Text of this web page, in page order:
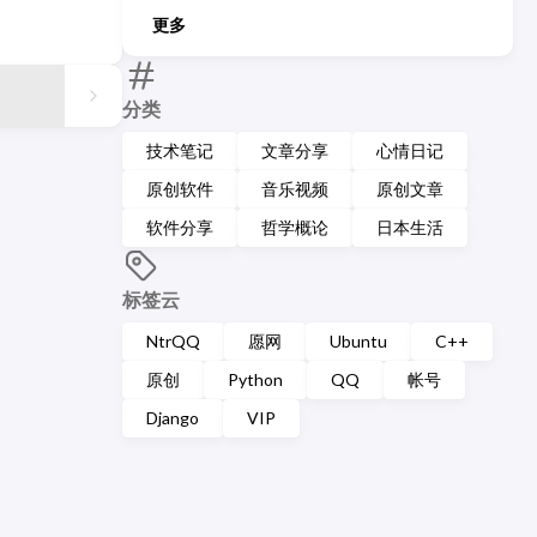
更多
分类
技术笔记 文章分享
心情日记
原创软件
音乐视频
原创文章
软件分享
哲学概论 日本生活
标签云
NtrQQ 愿网 Ubuntu
C++
原创
Python QQ
帐号
Django
VIP